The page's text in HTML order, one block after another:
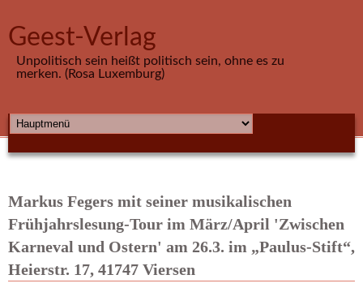
Geest-Verlag
Unpolitisch sein heißt politisch sein, ohne es zu
merken. (Rosa Luxemburg)
HAUPTMENÜ
Markus Fegers mit seiner musikalischen
Frühjahrslesung-Tour im März/April 'Zwischen
Karneval und Ostern' am 26.3. im „Paulus-Stift“,
Heierstr. 17, 41747 Viersen